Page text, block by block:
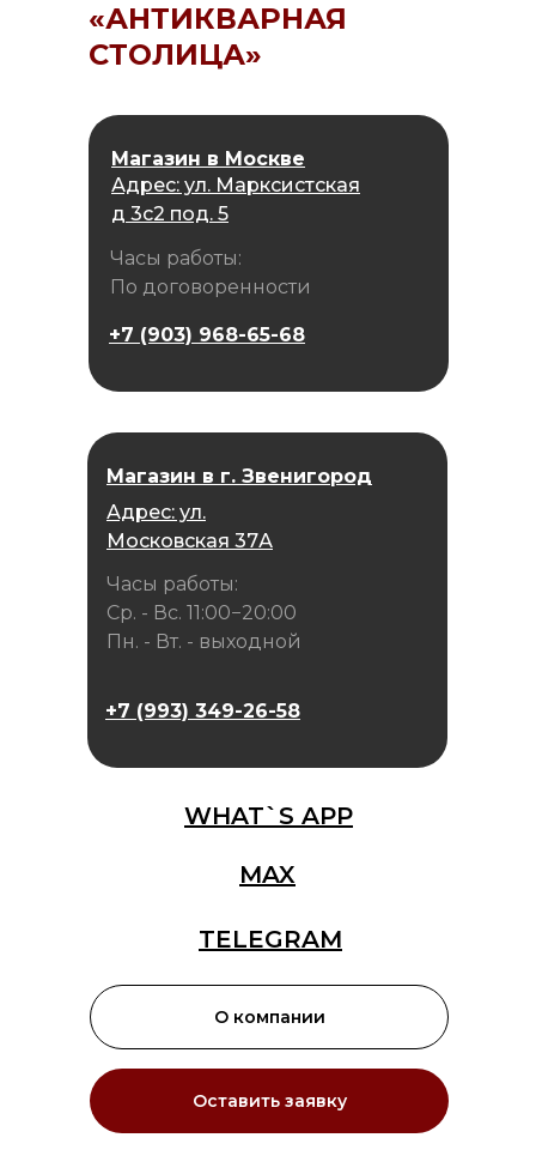
«АНТИКВАРНАЯ
СТОЛИЦА»
Оставить заявку
Магазин в Москве
Адрес: ул. Марксистская
д 3с2 под. 5
Часы работы:
По договоренности
О компании
MAX
TELEGRAM
WHAT`S APP
Часы работы:
Ср. - Вс. 11:00−20:00
Пн. - Вт. - выходной
Магазин в г. Звенигород
Адрес: ул.
Московская 37А
+7 (993) 349-26-58
+7 (903) 968-65-68